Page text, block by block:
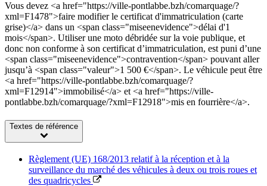
Vous devez <a href="https://ville-pontlabbe.bzh/comarquage/?
xml=F1478">faire modifier le certificat d'immatriculation (carte
grise)</a> dans un <span class="miseenevidence">délai d'1
mois</span>. Utiliser une moto débridée sur la voie publique, et
donc non conforme à son certificat d’immatriculation, est puni d’une
<span class="miseenevidence">contravention</span> pouvant aller
jusqu’à <span class="valeur">1 500 €</span>. Le véhicule peut être
<a href="https://ville-pontlabbe.bzh/comarquage/?
xml=F12914">immobilisé</a> et <a href="https://ville-
pontlabbe.bzh/comarquage/?xml=F12918">mis en fourrière</a>.
Textes de référence
Règlement (UE) 168/2013 relatif à la réception et à la
surveillance du marché des véhicules à deux ou trois roues et
des quadricycles